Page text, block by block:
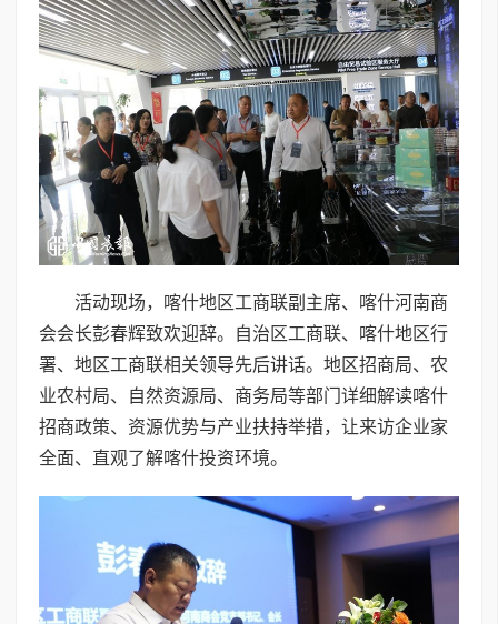
活动现场，喀什地区工商联副主席、喀什河南商
会会长彭春辉致欢迎辞。自治区工商联、喀什地区行
署、地区工商联相关领导先后讲话。地区招商局、农
业农村局、自然资源局、商务局等部门详细解读喀什
招商政策、资源优势与产业扶持举措，让来访企业家
全面、直观了解喀什投资环境。